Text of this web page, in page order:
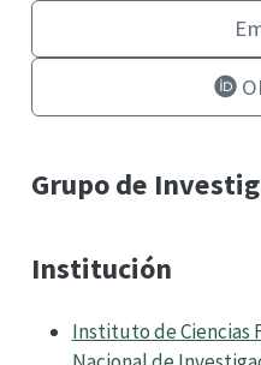
Grupo de
Institución
Instituto de